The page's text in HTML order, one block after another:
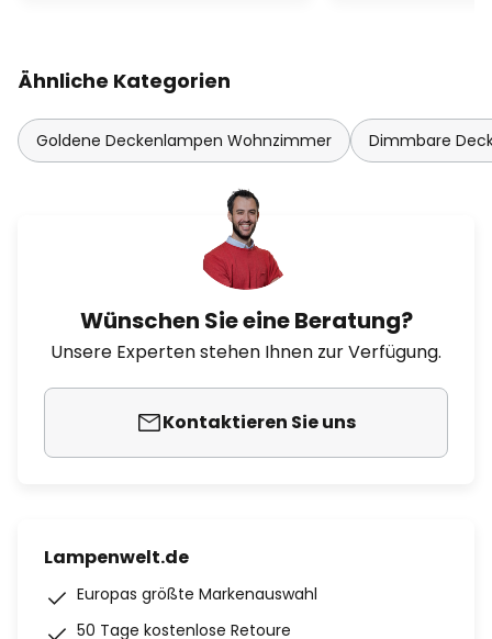
Ähnliche Kategorien
Goldene Deckenlampen Wohnzimmer Dimmbare
Wünschen Sie eine Beratung?
Unsere Experten stehen Ihnen zur Verfügung.
Kontaktieren Sie uns
Lampenwelt.de
Europas größte Markenauswahl
50 Tage kostenlose Retoure